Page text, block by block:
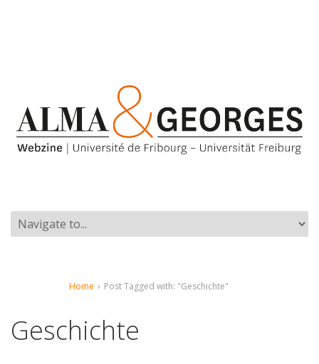
Home › Post Tagged with: "Geschichte"
Geschichte